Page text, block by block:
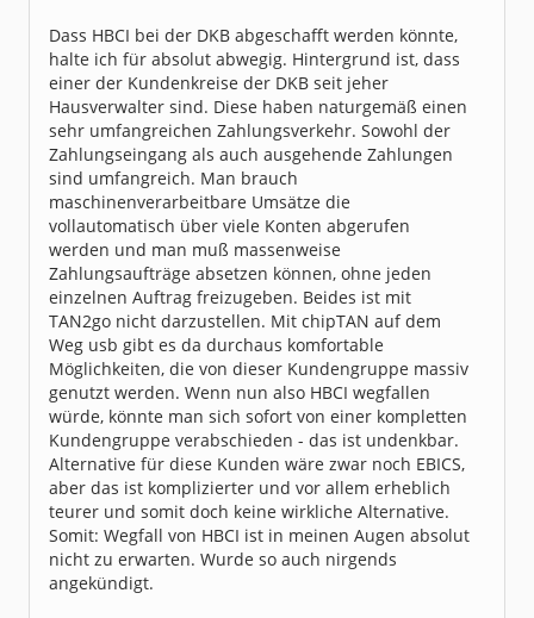
Dass HBCI bei der DKB abgeschafft werden könnte,
halte ich für absolut abwegig. Hintergrund ist, dass
einer der Kundenkreise der DKB seit jeher
Hausverwalter sind. Diese haben naturgemäß einen
sehr umfangreichen Zahlungsverkehr. Sowohl der
Zahlungseingang als auch ausgehende Zahlungen
sind umfangreich. Man brauch
maschinenverarbeitbare Umsätze die
vollautomatisch über viele Konten abgerufen
werden und man muß massenweise
Zahlungsaufträge absetzen können, ohne jeden
einzelnen Auftrag freizugeben. Beides ist mit
TAN2go nicht darzustellen. Mit chipTAN auf dem
Weg usb gibt es da durchaus komfortable
Möglichkeiten, die von dieser Kundengruppe massiv
genutzt werden. Wenn nun also HBCI wegfallen
würde, könnte man sich sofort von einer kompletten
Kundengruppe verabschieden - das ist undenkbar.
Alternative für diese Kunden wäre zwar noch EBICS,
aber das ist komplizierter und vor allem erheblich
teurer und somit doch keine wirkliche Alternative.
Somit: Wegfall von HBCI ist in meinen Augen absolut
nicht zu erwarten. Wurde so auch nirgends
angekündigt.